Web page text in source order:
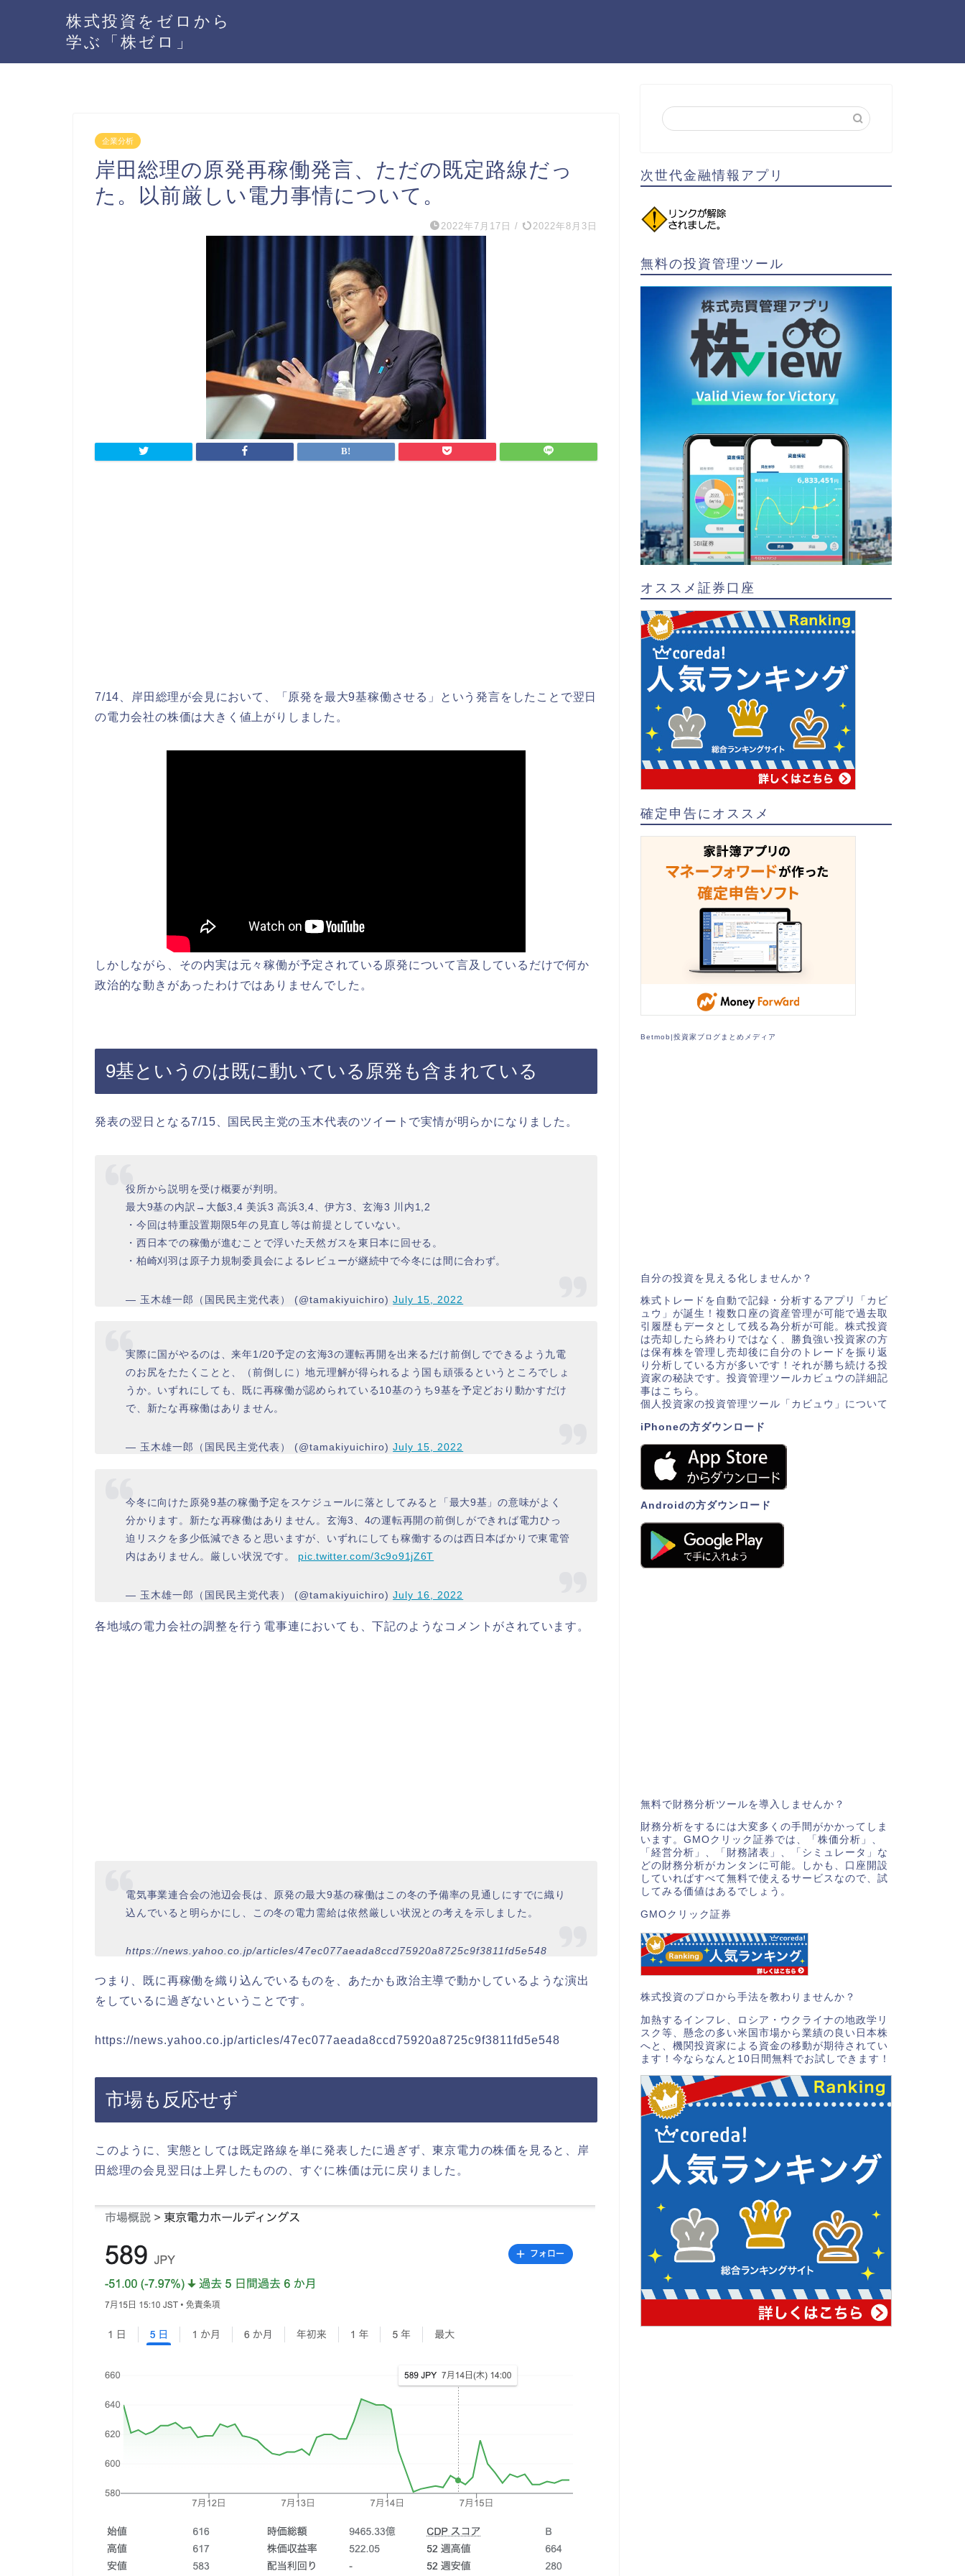
株式投資をゼロから
学ぶ「株ゼロ」
企業分析
岸田総理の原発再稼働発言、ただの既定路線だっ
た。以前厳しい電力事情について。
2022年7月17日 / 2022年8月3日
7/14、岸田総理が会見において、「原発を最大9基稼働させる」という発言をしたことで翌日
の電力会社の株価は大きく値上がりしました。
しかしながら、その内実は元々稼働が予定されている原発について言及しているだけで何か
政治的な動きがあったわけではありませんでした。
9基というのは既に動いている原発も含まれている
発表の翌日となる7/15、国民民主党の玉木代表のツイートで実情が明らかになりました。
役所から説明を受け概要が判明。
最大9基の内訳→大飯3,4 美浜3 高浜3,4、伊方3、玄海3 川内1,2
・今回は特重設置期限5年の見直し等は前提としていない。
・西日本での稼働が進むことで浮いた天然ガスを東日本に回せる。
・柏崎刈羽は原子力規制委員会によるレビューが継続中で今冬には間に合わず。
— 玉木雄一郎（国民民主党代表） (@tamakiyuichiro)July 15, 2022
実際に国がやるのは、来年1/20予定の玄海3の運転再開を出来るだけ前倒しでできるよう九電
のお尻をたたくことと、（前倒しに）地元理解が得られるよう国も頑張るというところでしょ
うか。いずれにしても、既に再稼働が認められている10基のうち9基を予定どおり動かすだけ
で、新たな再稼働はありません。
— 玉木雄一郎（国民民主党代表） (@tamakiyuichiro)July 15, 2022
今冬に向けた原発9基の稼働予定をスケジュールに落としてみると「最大9基」の意味がよく
分かります。新たな再稼働はありません。玄海3、4の運転再開の前倒しができれば電力ひっ
迫リスクを多少低減できると思いますが、いずれにしても稼働するのは西日本ばかりで東電管
内はありません。厳しい状況です。 pic.twitter.com/3c9o91jZ6T
— 玉木雄一郎（国民民主党代表） (@tamakiyuichiro)July 16, 2022
各地域の電力会社の調整を行う電事連においても、下記のようなコメントがされています。
電気事業連合会の池辺会長は、原発の最大9基の稼働はこの冬の予備率の見通しにすでに織り
込んでいると明らかにし、この冬の電力需給は依然厳しい状況との考えを示しました。
https://news.yahoo.co.jp/articles/47ec077aeada8ccd75920a8725c9f3811fd5e548
つまり、
既に再稼働を織り込んでいるものを、あたかも政治主導で動かしているような演出
をしているに過ぎないということです。
https://news.yahoo.co.jp/articles/47ec077aeada8ccd75920a8725c9f3811fd5e548
市場も反応せず
このように、実態としては既定路線を単に発表したに過ぎず、東京電力の株価を見ると、岸
田総理の会見翌日は上昇したものの、すぐに株価は元に戻りました。
次世代金融情報アプリ
無料の投資管理ツール
オススメ証券口座
確定申告にオススメ
Betmob|投資家ブログまとめメディア
自分の投資を見える化しませんか？
株式トレードを自動で記録・分析するアプリ「カビ
ュウ」が誕生！複数口座の資産管理が可能で過去取
引履歴もデータとして残る為分析が可能。株式投資
は売却したら終わりではなく、勝負強い投資家の方
は保有株を管理し売却後に自分のトレードを振り返
り分析している方が多いです！それが勝ち続ける投
資家の秘訣です。投資管理ツールカビュウの詳細記
事はこちら。
個人投資家の投資管理ツール「カビュウ」について
iPhoneの方ダウンロード
Androidの方ダウンロード
無料で財務分析ツールを導入しませんか？
財務分析をするには大変多くの手間がかかってしま
います。GMOクリック証券では、「株価分析」、
「経営分析」、「財務諸表」、「シミュレータ」な
どの財務分析がカンタンに可能。しかも、口座開設
していればすべて無料で使えるサービスなので、試
してみる価値はあるでしょう。
GMOクリック証券
株式投資のプロから手法を教わりませんか？
加熱するインフレ、ロシア・ウクライナの地政学リ
スク等、懸念の多い米国市場から業績の良い日本株
へと、機関投資家による資金の移動が期待されてい
ます！今ならなんと10日間無料でお試しできます！